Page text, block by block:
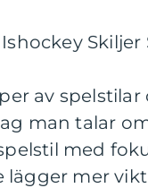
Skiljer
av
man talar
med
mer